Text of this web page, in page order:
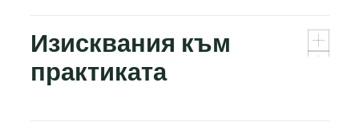
Изисквания към
практиката